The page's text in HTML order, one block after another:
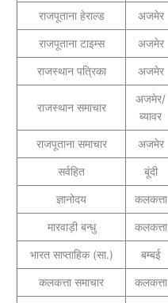
राजपूताना हेराल्ड अजमेर
राजपूताना टाइम्स अजमेर
राजस्थान पत्रिका अजमेर
राजस्थान समाचार
अजमेर/
ब्यावर
राजपूताना समाचार अजमेर
सर्वहित बूंदी
ज्ञानोदय कलकत्ता
मारवाड़ी बन्धु कलकत्ता
भारत साप्ताहिक (सा.) बम्बई
कलकत्ता समाचार कलकत्ता